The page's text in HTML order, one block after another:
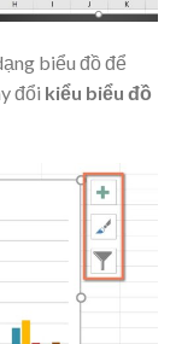
biểu đồ để
đổi kiểu biểu đồ